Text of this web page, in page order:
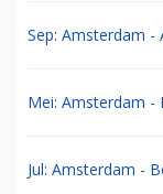
Sep: Amsterdam -
Mei: Amsterdam -
Jul: Amsterdam -